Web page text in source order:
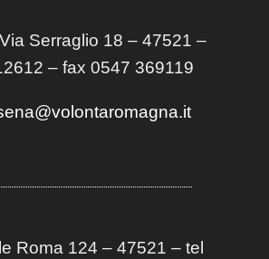
Serraglio 18 – 47521 –
– fax 0547 369119
Roma 124 – 47521 – tel